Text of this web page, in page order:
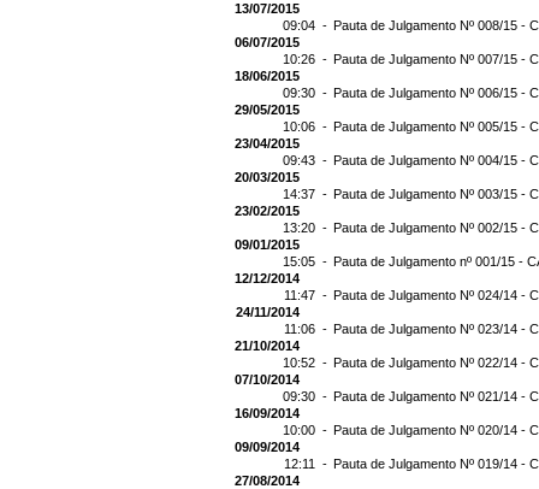
13/07/2015
09:04 - Pauta de Julgamento Nº 008/15 -
06/07/2015
10:26 - Pauta de Julgamento Nº 007/15 -
18/06/2015
09:30 - Pauta de Julgamento Nº 006/15 -
29/05/2015
10:06 - Pauta de Julgamento Nº 005/15 -
23/04/2015
09:43 - Pauta de Julgamento Nº 004/15 -
20/03/2015
14:37 - Pauta de Julgamento Nº 003/15 -
23/02/2015
13:20 - Pauta de Julgamento Nº 002/15 -
09/01/2015
15:05 - Pauta de Julgamento nº 001/15 -
12/12/2014
11:47 - Pauta de Julgamento Nº 024/14 -
24/11/2014
11:06 - Pauta de Julgamento Nº 023/14 -
21/10/2014
10:52 - Pauta de Julgamento Nº 022/14 -
07/10/2014
09:30 - Pauta de Julgamento Nº 021/14 -
16/09/2014
10:00 - Pauta de Julgamento Nº 020/14 -
09/09/2014
12:11 - Pauta de Julgamento Nº 019/14 -
27/08/2014